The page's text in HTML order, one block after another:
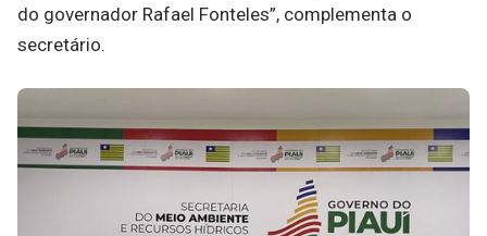
do governador Rafael Fonteles”, complementa o
secretário.